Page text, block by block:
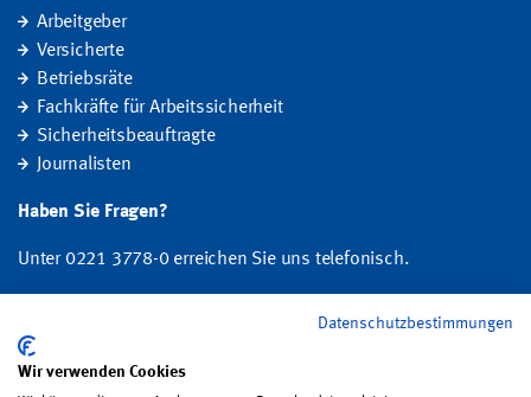
Arbeitgeber
Versicherte
Betriebsräte
Fachkräfte für Arbeitssicherheit
Sicherheitsbeauftragte
Journalisten
Haben Sie Fragen?
Unter 0221 3778-0 erreichen Sie uns telefonisch.
Entschädigung, Prävention sowie Fragen zu Mitgliedschaft und Beitrag.
Datenschutzbestimmungen
Wir verwenden Cookies